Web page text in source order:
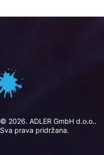
© 2026. ADLER GmbH d.o.o..
Sva prava pridržana.